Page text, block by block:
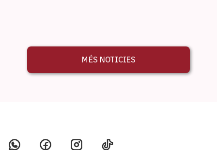
MÉS NOTICIES